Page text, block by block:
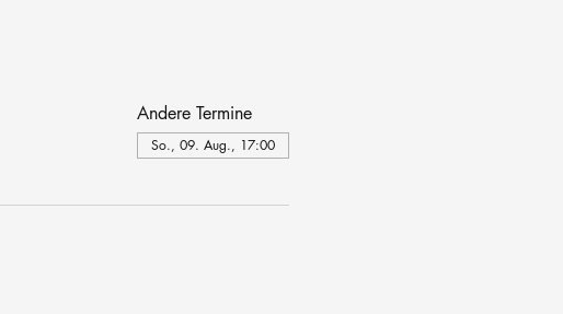
Andere Termine
So., 09. Aug., 17:00